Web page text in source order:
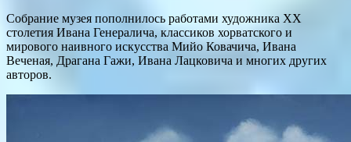
Собрание музея пополнилось работами художника XX
столетия Ивана Генералича, классиков хорватского и
мирового наивного искусства Мийо Ковачича, Ивана
Веченая, Драгана Гажи, Ивана Лацковича и многих других
авторов.